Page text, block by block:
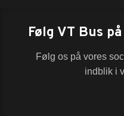
Følg VT Bus
Følg os på vores
indblik i